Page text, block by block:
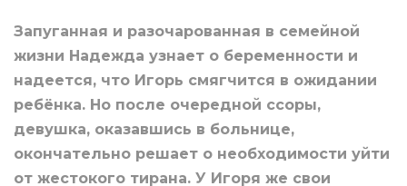
Запуганная и разочарованная в семейной
жизни Надежда узнает о беременности и
надеется, что Игорь смягчится в ожидании
ребёнка. Но после очередной ссоры,
девушка, оказавшись в больнице,
окончательно решает о необходимости уйти
от жестокого тирана. У Игоря же свои